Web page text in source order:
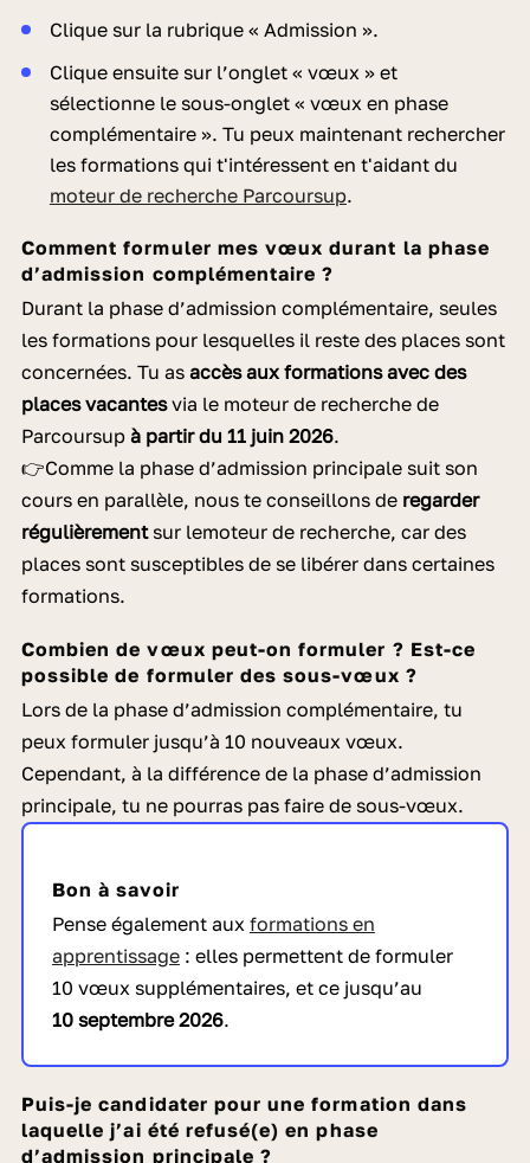
Clique sur la rubrique « Admission ».
Clique ensuite sur l’onglet « vœux »et
sélectionne le sous-onglet « vœux en phase
complémentaire». Tu peux maintenant rechercher
les formations qui t'intéressent en t'aidant du
moteur de recherche Parcoursup.
Comment formuler mes vœux durant la phase
d’admission complémentaire ?
Durant la phase d’admission complémentaire, seules
les formations pour lesquelles il reste des places sont
concernées. Tu as accès aux formations avec des
places vacantesvia le moteur de recherche de
Parcoursup à partir du 11 juin 2026.
👉Comme la phase d’admission principale suit son
cours en parallèle, nous te conseillons de regarder
régulièrement sur lemoteur de recherche, car des
places sont susceptibles de se libérer dans certaines
formations.
Combien de vœux peut-on formuler ? Est-ce
possible de formuler des sous-vœux ?
Lors de la phase d’admission complémentaire, tu
peux formuler jusqu’à 10 nouveaux vœux.
Cependant, à la différence de la phase d’admission
principale, tu ne pourras pas faire de sous-vœux.
Bon à savoir
Pense également aux formations en
apprentissage: elles permettent de formuler
10 vœux supplémentaires, et ce jusqu’au
10 septembre 2026.
Puis-je candidater pour une formation dans
laquelle j’ai été refusé(e) en phase
d’admission principale ?